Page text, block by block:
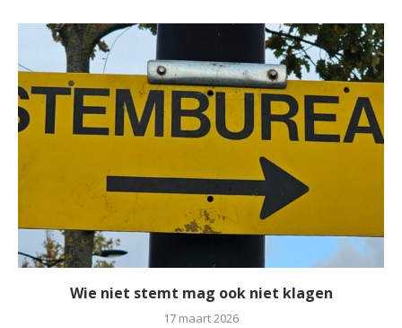
Wie niet stemt mag ook niet klagen
17 maart 2026